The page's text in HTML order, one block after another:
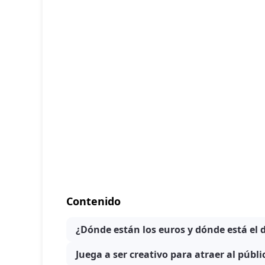
Contenido
¿Dónde están los euros y dónde está el
Juega a ser creativo para atraer al